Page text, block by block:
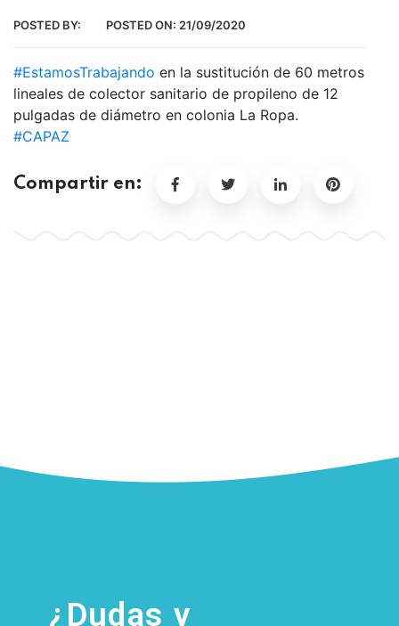
POSTED BY: POSTED ON: 21/09/2020
#EstamosTrabajando en la sustitución de 60 metros
lineales de colector sanitario de propileno de 12
pulgadas de diámetro en colonia La Ropa.
#CAPAZ
Compartir en:
¿Dudas y